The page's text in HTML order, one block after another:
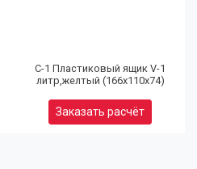
С-1 Пластиковый ящик V-1
литр,желтый (166х110х74)
Заказать расчёт